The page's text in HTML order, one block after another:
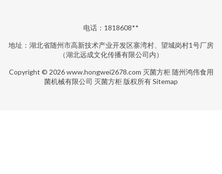
电话：1818608**
地址：湖北省随州市高新技术产业开发区寨湾村、望城岗村1号厂房
（湖北远成文化传播有限公司内）
Copyright © 2026www.hongwei2678.com 灭菌方柜 随州鸿伟食用
菌机械有限公司 灭菌方柜 版权所有Sitemap